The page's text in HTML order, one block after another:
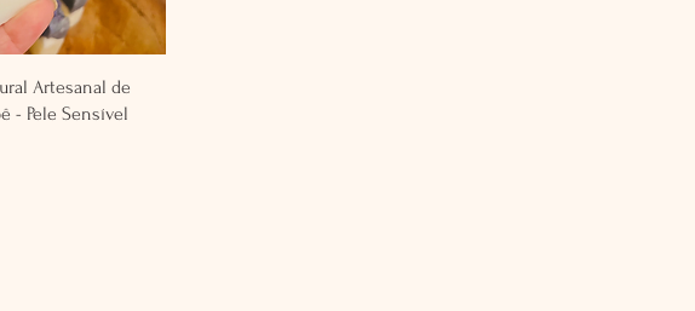
rápida
Artesanal de
- Pele Sensível